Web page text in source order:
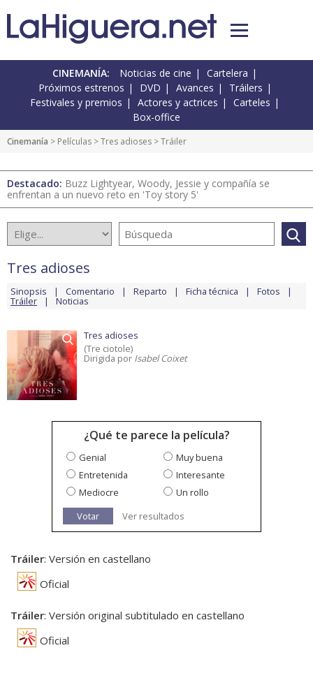
CINEMANÍA: Noticias de cine
Cartelera
Próximos estrenos
DVD Avances
Tráilers
Festivales y premios
Actores y actrices
Carteles
Box-office
Cinemanía > Películas >Tres adioses > Tráiler
Destacado: Buzz Lightyear, Woody, Jessie y compañía se
enfrentan a un nuevo reto en 'Toy story 5'
Tres adioses
Sinopsis Comentario Reparto Ficha técnica Fotos
Tráiler Noticias
Tres adioses
(Tre ciotole)
Dirigida por Isabel Coixet
¿Qué te parece la película?
Genial
Muy buena
Entretenida
Interesante
Mediocre
Un rollo
Votar
Ver resultados
Tráiler: Versión en castellano
Oficial
Tráiler: Versión original subtitulado en castellano
Oficial